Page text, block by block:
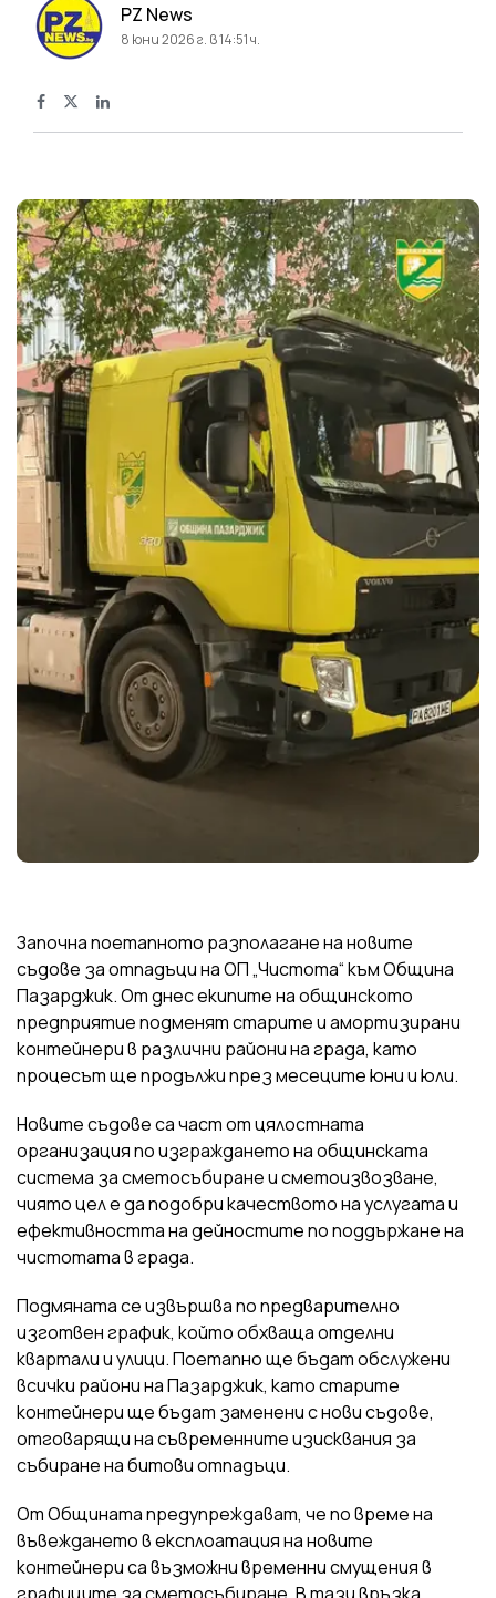
PZ News
8 юни 2026 г. в 14:51 ч.
Започна поетапното разполагане на новите
съдове за отпадъци на ОП „Чистота“ към Община
Пазарджик. От днес екипите на общинското
предприятие подменят старите и амортизирани
контейнери в различни райони на града, като
процесът ще продължи през месеците юни и юли.
Новите съдове са част от цялостната
организация по изграждането на общинската
система за сметосъбиране и сметоизвозване,
чиято цел е да подобри качеството на услугата и
ефективността на дейностите по поддържане на
чистотата в града.
Подмяната се извършва по предварително
изготвен график, който обхваща отделни
квартали и улици. Поетапно ще бъдат обслужени
всички райони на Пазарджик, като старите
контейнери ще бъдат заменени с нови съдове,
отговарящи на съвременните изисквания за
събиране на битови отпадъци.
От Общината предупреждават, че по време на
въвеждането в експлоатация на новите
контейнери са възможни временни смущения в